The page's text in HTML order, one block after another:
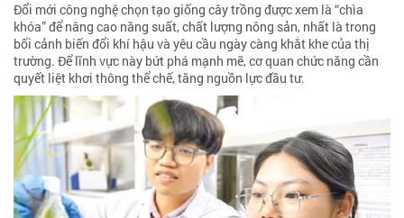
Đổi mới công nghệ chọn tạo giống cây trồng được xem là “chìa
khóa” để nâng cao năng suất, chất lượng nông sản, nhất là trong
bối cảnh biến đổi khí hậu và yêu cầu ngày càng khắt khe của thị
trường. Để lĩnh vực này bứt phá mạnh mẽ, cơ quan chức năng cần
quyết liệt khơi thông thể chế, tăng nguồn lực đầu tư.